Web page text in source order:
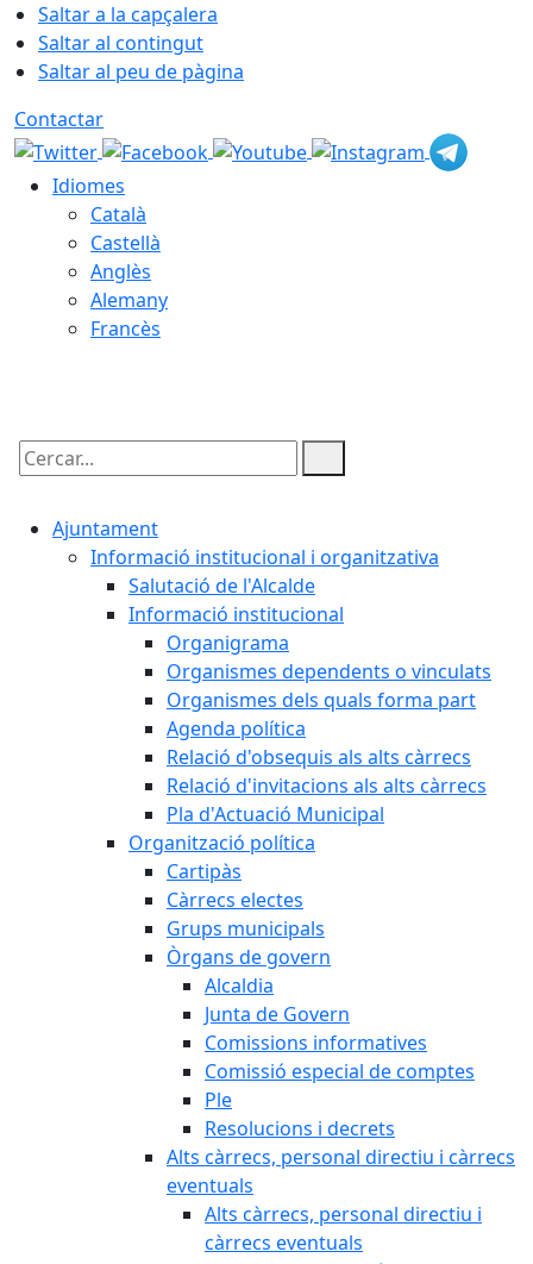
Saltar a la capçalera
Saltar al contingut
Saltar al peu de pàgina
Contactar
Idiomes
Català
Castellà
Anglès
Alemany
Francès
Cercar:
Ajuntament
Informació institucional i organitzativa
Salutació de l'Alcalde
Informació institucional
Organigrama
Organismes dependents o vinculats
Organismes dels quals forma part
Agenda política
Relació d'obsequis als alts càrrecs
Relació d'invitacions als alts càrrecs
Pla d'Actuació Municipal
Organització política
Cartipàs
Càrrecs electes
Grups municipals
Òrgans de govern
Alcaldia
Junta de Govern
Comissions informatives
Comissió especial de comptes
Ple
Resolucions i decrets
Alts càrrecs, personal directiu i càrrecs
eventuals
Alts càrrecs, personal directiu i
càrrecs eventuals